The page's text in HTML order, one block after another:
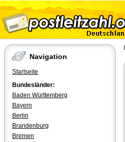
Navigation
Startseite
Bundesländer:
Baden Württemberg
Bayern
Berlin
Brandenburg
Bremen